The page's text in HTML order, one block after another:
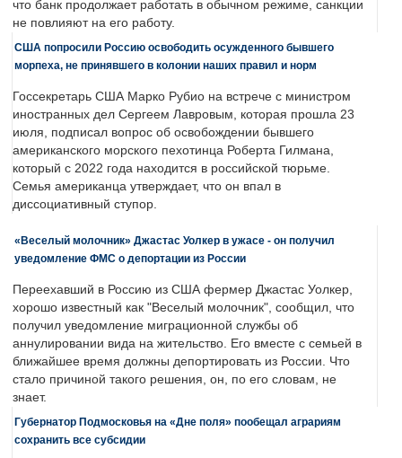
что банк продолжает работать в обычном режиме, санкции
не повлияют на его работу.
США попросили Россию освободить осужденного бывшего
морпеха, не принявшего в колонии наших правил и норм
Госсекретарь США Марко Рубио на встрече с министром
иностранных дел Сергеем Лавровым, которая прошла 23
июля, подписал вопрос об освобождении бывшего
американского морского пехотинца Роберта Гилмана,
который с 2022 года находится в российской тюрьме.
Семья американца утверждает, что он впал в
диссоциативный ступор.
«Веселый молочник» Джастас Уолкер в ужасе - он получил
уведомление ФМС о депортации из России
Переехавший в Россию из США фермер Джастас Уолкер,
хорошо известный как "Веселый молочник", сообщил, что
получил уведомление миграционной службы об
аннулировании вида на жительство. Его вместе с семьей в
ближайшее время должны депортировать из России. Что
стало причиной такого решения, он, по его словам, не
знает.
Губернатор Подмосковья на «Дне поля» пообещал аграриям
сохранить все субсидии